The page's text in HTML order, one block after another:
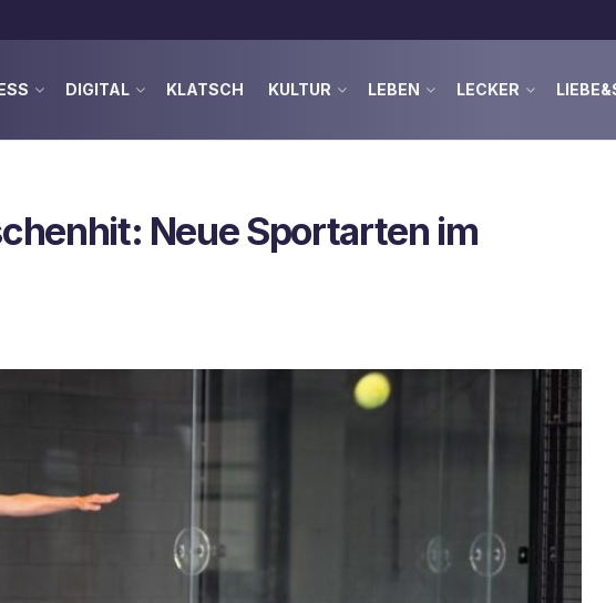
DIGITAL KLATSCH KULTUR LEBEN LECKER
Neue Sportarten im